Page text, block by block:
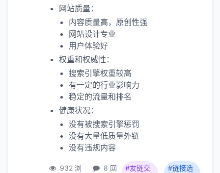
网站质量：
内容质量高，原创性强
网站设计专业
用户体验好
权重和权威性：
搜索引擎权重较高
有一定的行业影响力
稳定的流量和排名
健康状况：
没有被搜索引擎惩罚
没有大量低质量外链
没有违规内容
932 浏
8 回
#友链交
#链接选